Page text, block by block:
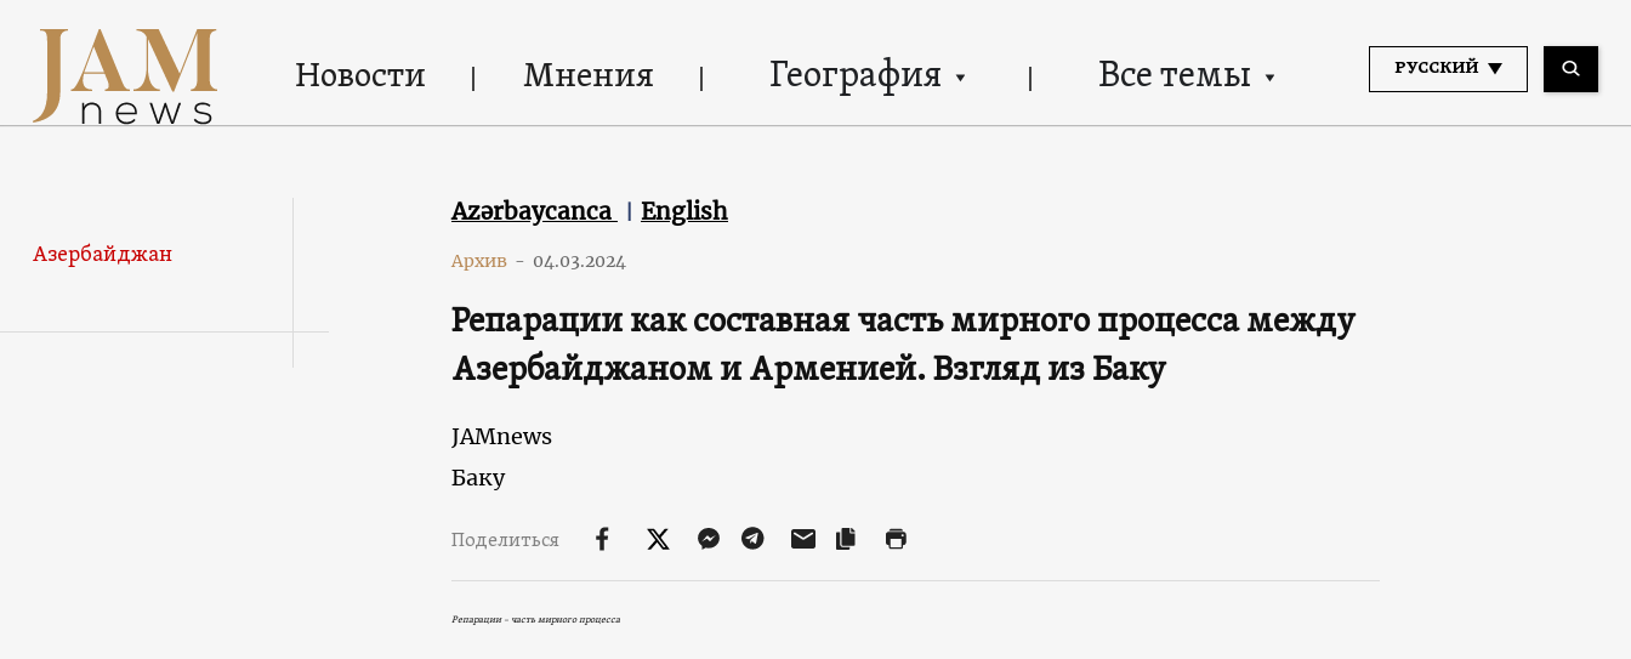
Новости Мнения География Все темы РУССКИЙ
Азербайджан
Azərbaycanca English
Архив - 04.03.2024
Репарации как составная часть мирного процесса между
Азербайджаном и Арменией. Взгляд из Баку
JAMnews
Баку
Поделиться
Репарации – часть мирного процесса